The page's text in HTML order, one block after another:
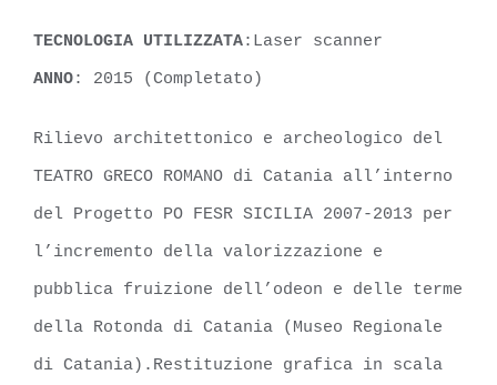
TECNOLOGIA UTILIZZATA:Laser scanner
ANNO: 2015 (Completato)
Rilievo architettonico e archeologico del
TEATRO GRECO ROMANO di Catania all’interno
del Progetto PO FESR SICILIA 2007-2013 per
l’incremento della valorizzazione e
pubblica fruizione dell’odeon e delle terme
della Rotonda di Catania (Museo Regionale
di Catania).Restituzione grafica in scala